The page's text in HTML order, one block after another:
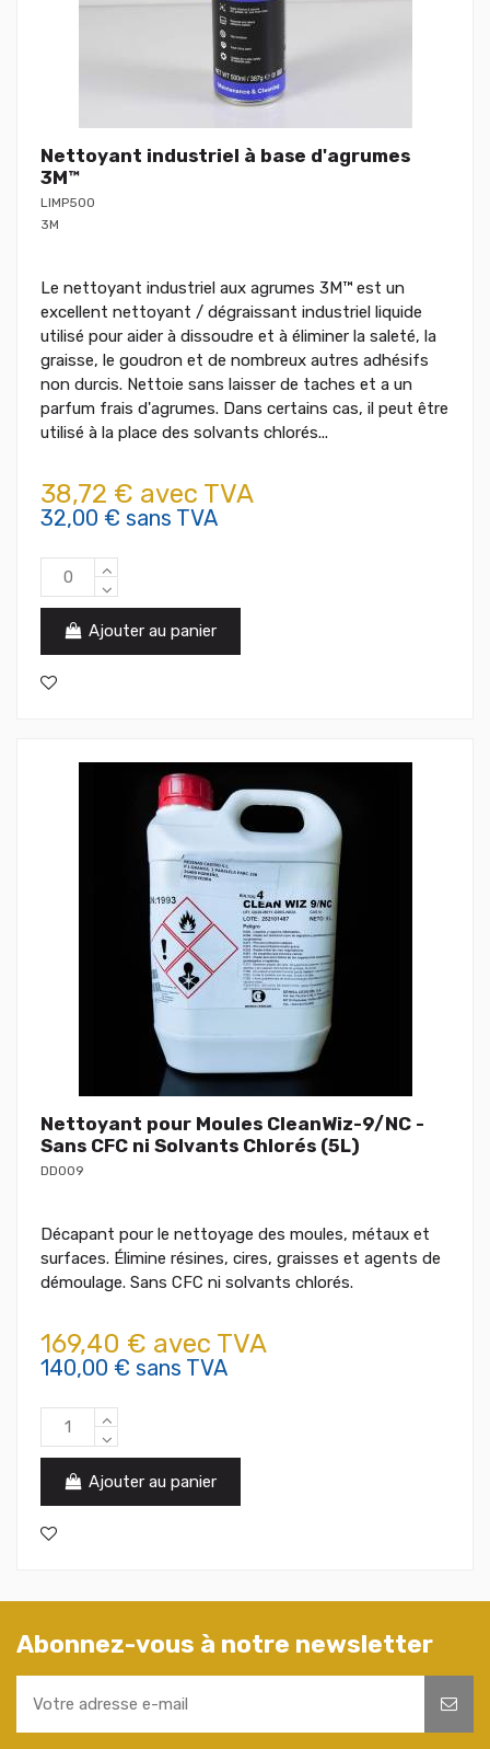
Nettoyant industriel à base d'agrumes
3M™
LIMP500
3M
Le nettoyant industriel aux agrumes 3M™ est un
excellent nettoyant / dégraissant industriel liquide
utilisé pour aider à dissoudre et à éliminer la saleté, la
graisse, le goudron et de nombreux autres adhésifs
non durcis. Nettoie sans laisser de taches et a un
parfum frais d'agrumes. Dans certains cas, il peut être
utilisé à la place des solvants chlorés...
38,72 € avec TVA
32,00 € sans TVA
Ajouter au panier
Nettoyant pour Moules CleanWiz-9/NC -
Sans CFC ni Solvants Chlorés (5L)
DD009
Décapant pour le nettoyage des moules, métaux et
surfaces. Élimine résines, cires, graisses et agents de
démoulage. Sans CFC ni solvants chlorés.
169,40 € avec TVA
140,00 € sans TVA
Ajouter au panier
Abonnez-vous à notre newsletter